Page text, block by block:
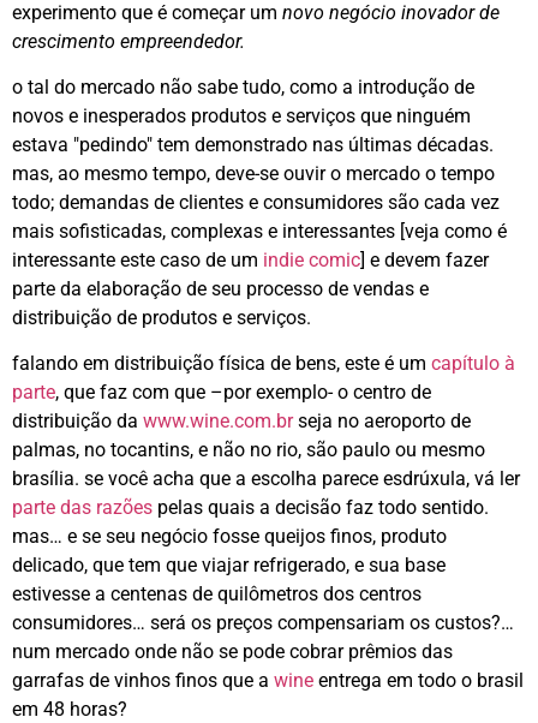
experimento que é começar um novo negócio inovador de
crescimento empreendedor.
o tal do mercado não sabe tudo, como a introdução de
novos e inesperados produtos e serviços que ninguém
estava "pedindo" tem demonstrado nas últimas décadas.
mas, ao mesmo tempo, deve-se ouvir o mercado o tempo
todo; demandas de clientes e consumidores são cada vez
mais sofisticadas, complexas e interessantes [veja como é
interessante este caso de um indie comic] e devem fazer
parte da elaboração de seu processo de vendas e
distribuição de produtos e serviços.
falando em distribuição física de bens, este é um capítulo à
parte, que faz com que –por exemplo- o centro de
distribuição da www.wine.com.brseja no aeroporto de
palmas, no tocantins, e não no rio, são paulo ou mesmo
brasília. se você acha que a escolha parece esdrúxula, vá ler
parte das razões pelas quais a decisão faz todo sentido.
mas… e se seu negócio fosse queijos finos, produto
delicado, que tem que viajar refrigerado, e sua base
estivesse a centenas de quilômetros dos centros
consumidores… será os preços compensariam os custos?…
num mercado onde não se pode cobrar prêmios das
garrafas de vinhos finos que a wine entrega em todo o brasil
em 48 horas?